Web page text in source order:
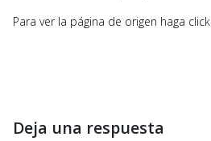
Para ver la página de origen haga click
Deja una respuesta